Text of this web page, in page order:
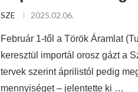
SZE 2025.02.06.
Február 1-től a Török Áramlat
keresztül importál orosz gázt a
tervek szerint áprilistól pedig
mennyiséget – jelentette ki …